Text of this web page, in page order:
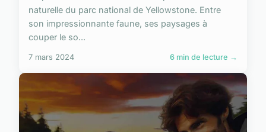
naturelle du parc national de Yellowstone. Entre
son impressionnante faune, ses paysages à
couper le so...
7 mars 2024 6 min de lecture →